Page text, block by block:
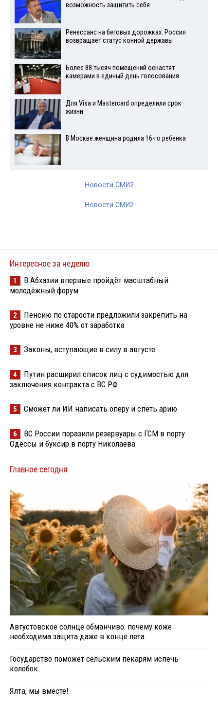
возможность защитить себя
Ренессанс на беговых дорожках: Россия
возвращает статус конной державы
Более 88 тысяч помещений оснастят
камерами в единый день голосования
Для Visа и Mastercard определили срок
жизни
В Москве женщина родила 16-го ребенка
Новости СМИ2
Новости СМИ2
Интересное за неделю
1
В Абхазии впервые пройдёт масштабный
молодёжный форум
2
Пенсию по старости предложили закрепить на
уровне не ниже 40% от заработка
3 Законы, вступающие в силу в августе
4
Путин расширил список лиц с судимостью для
заключения контракта с ВС РФ
5 Сможет ли ИИ написать оперу и спеть арию
6
ВС России поразили резервуары с ГСМ в порту
Одессы и буксир в порту Николаева
Главное сегодня
Августовское солнце обманчиво: почему коже
необходима защита даже в конце лета
Государство поможет сельским пекарям испечь
колобок
Ялта, мы вместе!